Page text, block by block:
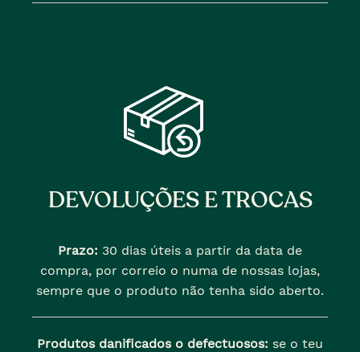
DEVOLUÇÕES E TROCAS
Prazo: 30 dias úteis a partir da data de
compra, por correio o numa de nossas lojas,
sempre que o produto não tenha sido aberto.
Produtos danificados o defectuosos: se o teu